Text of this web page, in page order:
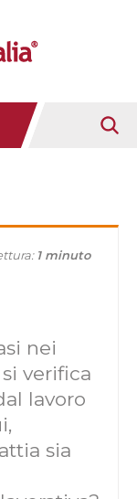
1 minuto
nei
verifica
lavoro
sia